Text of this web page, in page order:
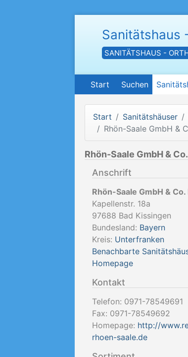
Sanitätshaus
SANITÄTSHAUS -
Start Suchen
Start Sanitätshäuser
Rhön-Saale GmbH &
Rhön-Saale GmbH &
Anschrift
Rhön-Saale GmbH &
Kapellenstr. 18a
97688 Bad Kissingen
Bundesland: Bayern
Kreis: Unterfranken
Benachbarte
Homepage
Kontakt
Telefon: 0971-78549691
Fax: 0971-78549692
Homepage: http://
rhoen-saale.de